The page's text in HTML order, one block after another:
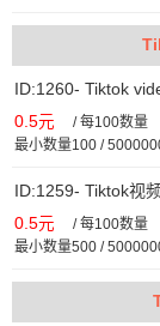
ID:1260- Tiktok
0.5元 /每100数量
最小数量100 /
ID:1259- Tiktok视
0.5元 /每100数量
最小数量500 /